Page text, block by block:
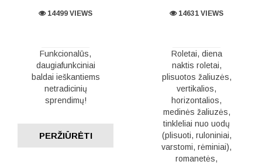
14499 VIEWS
Funkcionalūs,
daugiafunkciniai
baldai ieškantiems
netradicinių
sprendimų!
PERŽIŪRĖTI
14631 VIEWS
Roletai, diena
naktis roletai,
plisuotos žaliuzės,
vertikalios,
horizontalios,
medinės žaliuzės,
tinkleliai nuo uodų
(plisuoti, ruloniniai,
varstomi, rėminiai),
romanetės,